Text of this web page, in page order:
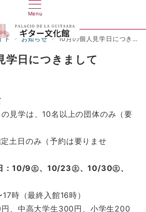
Menu
ト お知らせ 10月の個人見学日につきまして
学日につきまして
見学は、10名以上の団体のみ（要
土日のみ（予約は要りませ
：10/9㊏、10/23㊏、10/30㊏、
時（最終入館16時）
、中高大学生300円、小学生200